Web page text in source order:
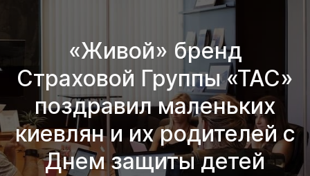
«Живой» бренд
Cтраховой Группы «ТАС»
поздравил маленьких
киевлян и их родителей с
Днем защиты детей